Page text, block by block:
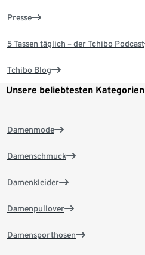
Presse
5 Tassen täglich – der Tchibo Podcast
Tchibo Blog
Unsere beliebtesten Kategorien
Damenmode
Damenschmuck
Damenkleider
Damenpullover
Damensporthosen